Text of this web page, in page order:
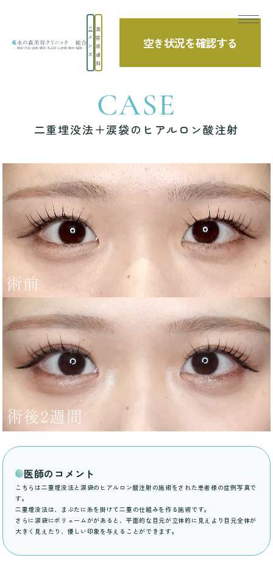
メ
ン
ズ
美
容
皮
膚
科
空き状況を確認する
TOP 症例写真 二重埋没法＋涙袋のヒアルロン酸注射
CASE
二重埋没法＋涙袋のヒアルロン酸注射
医師のコメント
こちらは二重埋没法と涙袋のヒアルロン酸注射の施術をされた患者様の症例写真で
す。
二重埋没法は、まぶたに糸を掛けて二重の仕組みを作る施術です。
さらに涙袋にボリュームががあると、平面的な目元が立体的に見えより目元全体が
大きく見えたり、優しい印象を与えることができます。